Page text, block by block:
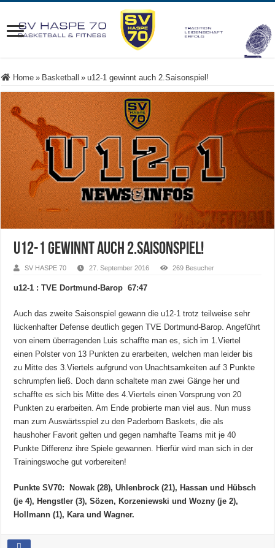
Home » Basketball » u12-1 gewinnt auch 2.Saisonspiel!
u12-1 gewinnt auch 2.Saisonspiel!
SV HASPE 70 27. September 2016 269 Besucher
u12-1 : TVE Dortmund-Barop 67:47
Auch das zweite Saisonspiel gewann die u12-1 trotz teilweise sehr
lückenhafter Defense deutlich gegen TVE Dortmund-Barop. Angeführt
von einem überragenden Luis schaffte man es, sich im 1.Viertel
einen Polster von 13 Punkten zu erarbeiten, welchen man leider bis
zu Mitte des 3.Viertels aufgrund von Unachtsamkeiten auf 3 Punkte
schrumpfen ließ. Doch dann schaltete man zwei Gänge her und
schaffte es sich bis Mitte des 4.Viertels einen Vorsprung von 20
Punkten zu erarbeiten. Am Ende probierte man viel aus. Nun muss
man zum Auswärtsspiel zu den Paderborn Baskets, die als
haushoher Favorit gelten und gegen namhafte Teams mit je 40
Punkte Differenz ihre Spiele gewannen. Hierfür wird man sich in der
Trainingswoche gut vorbereiten!
Punkte SV70: Nowak (28), Uhlenbrock (21), Hassan und Hübsch
(je 4), Hengstler (3), Sözen, Korzeniewski und Wozny (je 2),
Hollmann (1), Kara und Wagner.